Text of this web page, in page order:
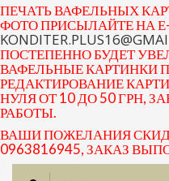
ПЕЧАТЬ ВАФЕЛЬНЫХ
ФОТО ПРИСЫЛАЙТЕ НА
ПОСТЕПЕННО БУДЕТ
ВАФЕЛЬНЫЕ КАРТИНКИ
РЕДАКТИРОВАНИЕ
НУЛЯ ОТ 10 ДО 50 ГРН,
РАБОТЫ.
ВАШИ ПОЖЕЛАНИЯ
0963816945, ЗАКАЗ